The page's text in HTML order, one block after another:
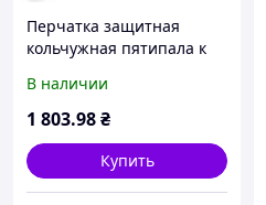
Перчатка защитная
кольчужная пятипала к
полиуретановым
держателем,Yoke, РЗК -5
В наличии
1 803.98₴
Купить